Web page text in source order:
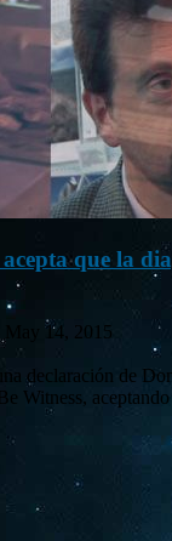
que la
May 14, 2015
declaración de
Witness,